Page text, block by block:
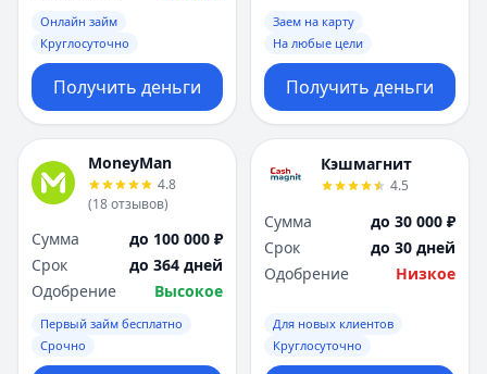
Онлайн займ
Круглосуточно
Получить деньги
Заем на карту
На любые цели
Получить деньги
MoneyMan
4.8
(18отзывов)
Сумма
до 100 000 ₽
Срок
до 364 дней
Одобрение
Высокое
Первый займ бесплатно
Срочно
Кэшмагнит
4.5
Сумма
до 30 000 ₽
Срок
до 30 дней
Одобрение
Низкое
Для новых клиентов
Круглосуточно